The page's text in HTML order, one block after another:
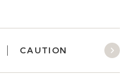
CAUTION